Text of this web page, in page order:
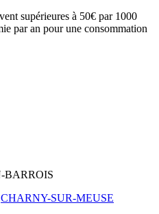
supérieures à 50€ par 1000
par an pour une consommation
BARROIS
CHARNY-SUR-MEUSE